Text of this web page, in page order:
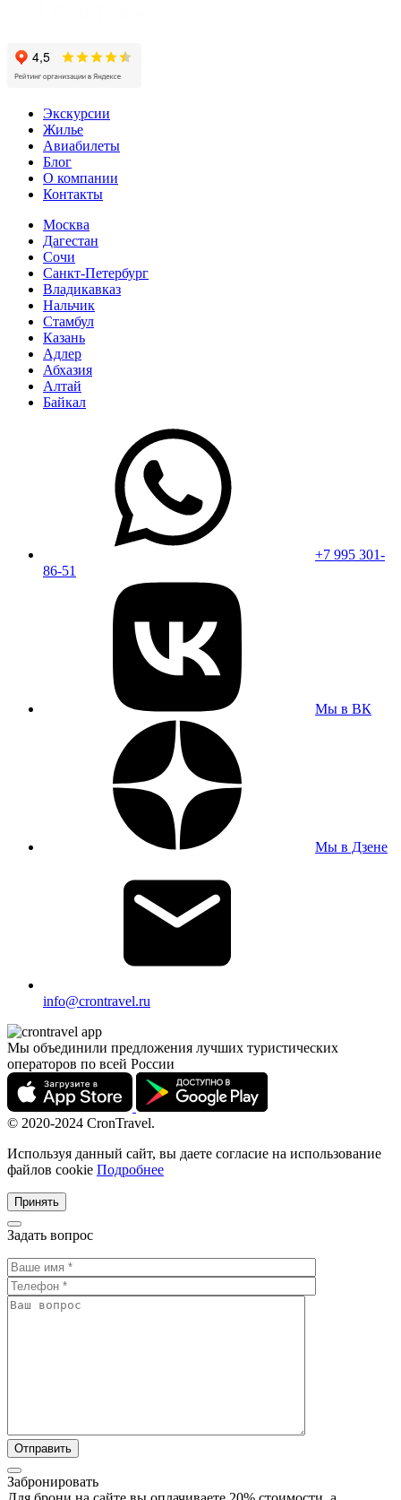
Экскурсии
Жилье
Авиабилеты
Блог
О компании
Контакты
Москва
Дагестан
Сочи
Санкт-Петербург
Владикавказ
Нальчик
Стамбул
Казань
Адлер
Абхазия
Алтай
Байкал
+7 995 301-
86-51
Мы в ВК
Мы в Дзене
info@crontravel.ru
Мы объединили предложения лучших туристических
операторов по всей России
© 2020-2024 CronTravel.
Используя данный сайт, вы даете согласие на использование
файлов cookie Подробнее
Принять
Задать вопрос
Забронировать